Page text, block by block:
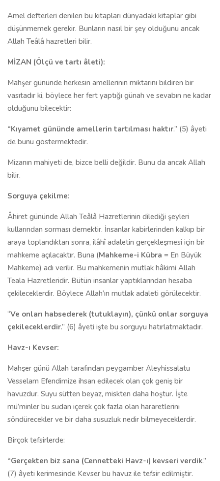
Amel defterleri denilen bu kitapları dünyadaki kitaplar gibi
düşünmemek gerekir. Bunların nasıl bir şey olduğunu ancak
Allah Teâlâ hazretleri bilir.
MİZAN (Ölçü ve tartı âleti):
Mahşer gününde herkesin amellerinin miktarını bildiren bir
vasıtadır ki, böylece her fert yaptığı günah ve sevabın ne kadar
olduğunu bilecektir:
“Kıyamet gününde amellerin tartılması haktır.” (5) âyeti
de bunu göstermektedir.
Mizanın mahiyeti de, bizce belli değildir. Bunu da ancak Allah
bilir.
Sorguya çekilme:
Âhiret gününde Allah Teâlâ Hazretlerinin dilediği şeyleri
kullarından sorması demektir. İnsanlar kabirlerinden kalkıp bir
araya toplandıktan sonra, ilâhî adaletin gerçekleşmesi için bir
mahkeme açılacaktır. Buna (Mahkeme-i Kübra = En Büyük
Mahkeme) adı verilir. Bu mahkemenin mutlak hâkimi Allah
Teala Hazretleridir. Bütün insanlar yaptıklarından hesaba
çekileceklerdir. Böylece Allah’ın mutlak adaleti görülecektir.
“Ve onları habsederek (tutuklayın), çünkü onlar sorguya
çekileceklerdir.” (6) âyeti işte bu sorguyu hatırlatmaktadır.
Havz-ı Kevser:
Mahşer günü Allah tarafından peygamber Aleyhissalatu
Vesselam Efendimize ihsan edilecek olan çok geniş bir
havuzdur. Suyu sütten beyaz, miskten daha hoştur. İşte
mü’minler bu sudan içerek çok fazla olan hararetlerini
söndürecekler ve bir daha susuzluk nedir bilmeyeceklerdir.
Birçok tefsirlerde:
“Gerçekten biz sana (Cennetteki Havz-ı) kevseri verdik.”
(7) âyeti kerimesinde Kevser bu havuz ile tefsir edilmiştir.